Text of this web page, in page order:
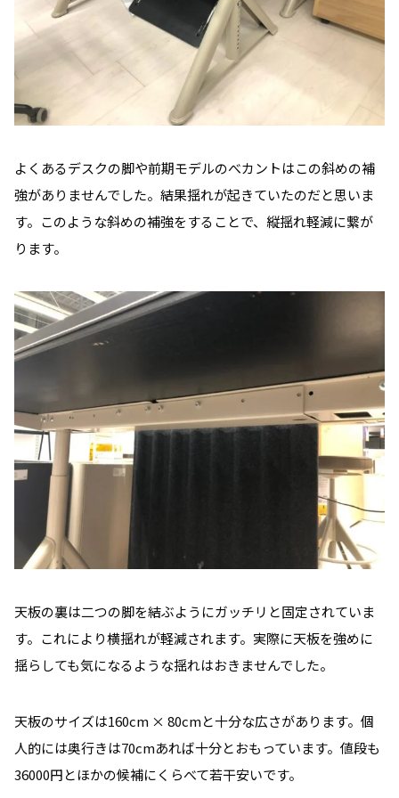
よくあるデスクの脚や前期モデルのべカントはこの斜めの補
強がありませんでした。結果揺れが起きていたのだと思いま
す。このような斜めの補強をすることで、縦揺れ軽減に繋が
ります。
天板の裏は二つの脚を結ぶようにガッチリと固定されていま
す。これにより横揺れが軽減されます。実際に天板を強めに
揺らしても気になるような揺れはおきませんでした。
天板のサイズは160cm × 80cmと十分な広さがあります。個
人的には奥行きは70cmあれば十分とおもっています。値段も
36000円とほかの候補にくらべて若干安いです。